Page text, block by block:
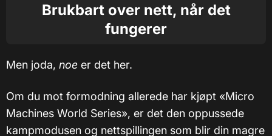
Brukbart over nett, når det
fungerer
Men joda, noe er det her.
Om du mot formodning allerede har kjøpt «Micro
Machines World Series», er det den oppussede
kampmodusen og nettspillingen som blir din magre